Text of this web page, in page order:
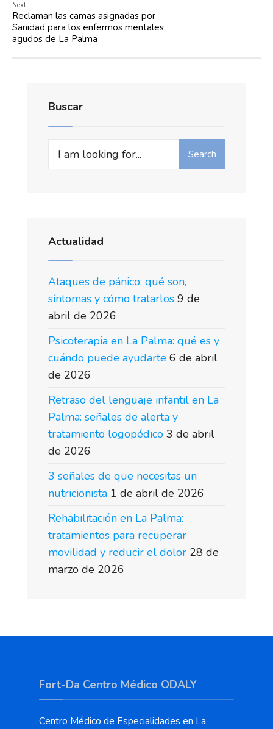
Next:
Reclaman las camas asignadas por
Sanidad para los enfermos mentales
agudos de La Palma
Buscar
Search
Actualidad
Ataques de pánico: qué son,
síntomas y cómo tratarlos 9 de
abril de 2026
Psicoterapia en La Palma: qué es y
cuándo puede ayudarte 6 de abril
de 2026
Retraso del lenguaje infantil en La
Palma: señales de alerta y
tratamiento logopédico 3 de abril
de 2026
3 señales de que necesitas un
nutricionista 1 de abril de 2026
Rehabilitación en La Palma:
tratamientos para recuperar
movilidad y reducir el dolor 28 de
marzo de 2026
Fort-Da Centro Médico ODALY
Centro Médico de Especialidades en La